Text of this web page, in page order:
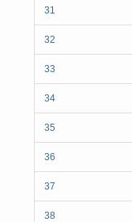
31
32
33
34
35
36
37
38